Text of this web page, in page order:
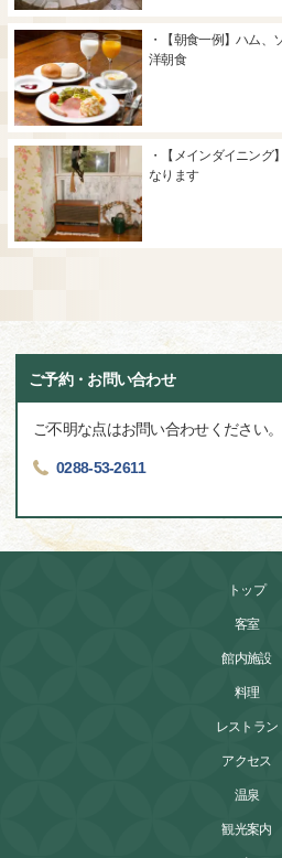
・【朝食一例】ハム、
洋朝食
・【メインダイニング
なります
ご予約・お問い合わせ
ご不明な点はお問い合わせください。
0288-53-2611
トップ
客室
館内施設
料理
レストラン
アクセス
温泉
観光案内